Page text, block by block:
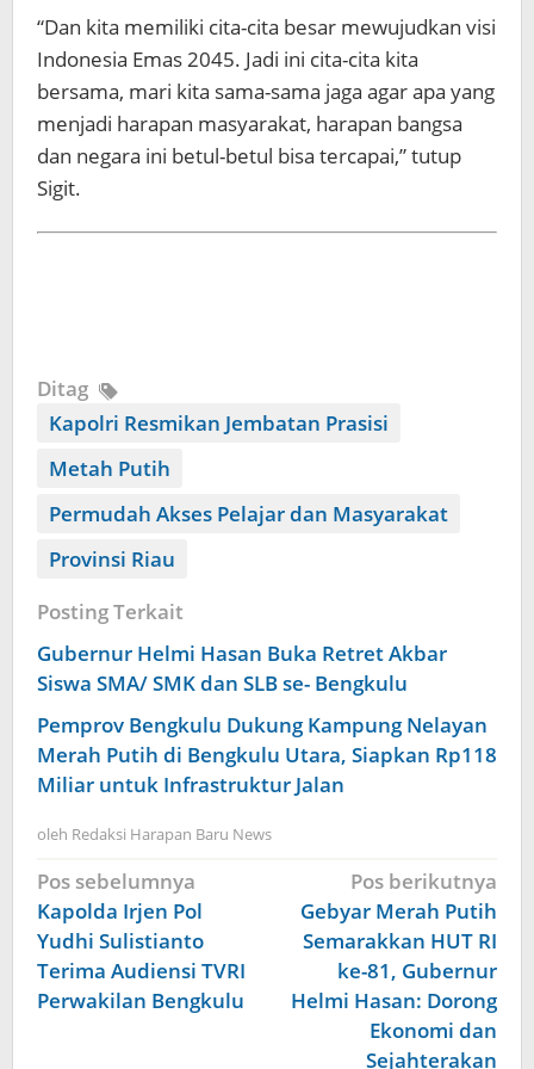
“Dan kita memiliki cita-cita besar mewujudkan visi
Indonesia Emas 2045. Jadi ini cita-cita kita
bersama, mari kita sama-sama jaga agar apa yang
menjadi harapan masyarakat, harapan bangsa
dan negara ini betul-betul bisa tercapai,” tutup
Sigit.
Ditag
Kapolri Resmikan Jembatan Prasisi
Metah Putih
Permudah Akses Pelajar dan Masyarakat
Provinsi Riau
Posting Terkait
Gubernur Helmi Hasan Buka Retret Akbar
Siswa SMA/ SMK dan SLB se- Bengkulu
Pemprov Bengkulu Dukung Kampung Nelayan
Merah Putih di Bengkulu Utara, Siapkan Rp118
Miliar untuk Infrastruktur Jalan
oleh Redaksi Harapan Baru News
Navigasi
pos
Pos sebelumnya
Kapolda Irjen Pol
Yudhi Sulistianto
Terima Audiensi TVRI
Perwakilan Bengkulu
Pos berikutnya
Gebyar Merah Putih
Semarakkan HUT RI
ke-81, Gubernur
Helmi Hasan: Dorong
Ekonomi dan
Sejahterakan